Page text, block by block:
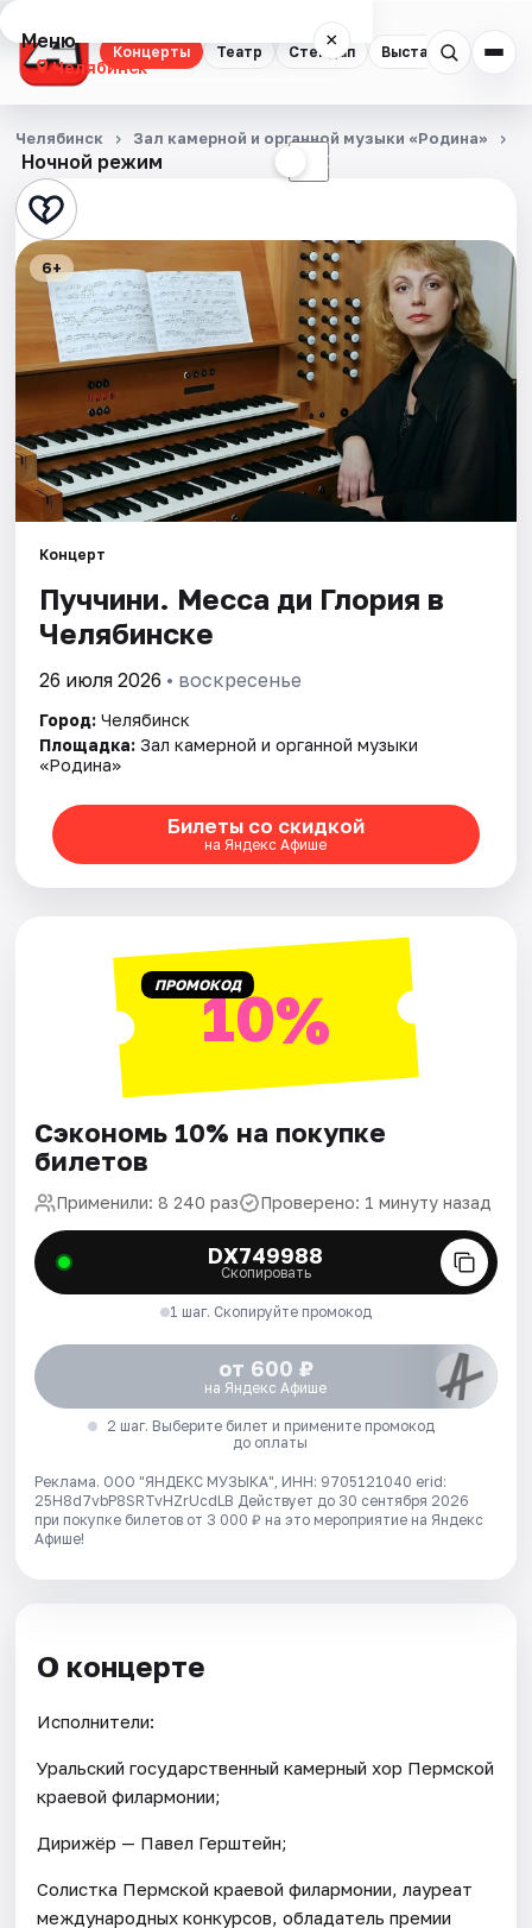
Концерты Театр Стендап Выставки
Меню ×
Челябинск
Концерты
Театр
Стендап
Выставки
Квесты
Экскурсии
Спорт
События
Города
Площадки
Рейтинги
Ночной режим ☾
Челябинск Зал камерной и органной музыки «Родина»
6+
Концерт
Пуччини. Месса ди Глория в
Челябинске
26 июля 2026 • воскресенье
Город: Челябинск
Площадка: Зал камерной и органной музыки
«Родина»
Билеты со скидкой
на Яндекс Афише
ПРОМОКОД10%
Сэкономь 10% на покупке
билетов
Применили: 8 240 раз Проверено: 1 минуту назад
DX749988
Скопировать
1 шаг. Скопируйте промокод
от 600 ₽
на Яндекс Афише
2 шаг. Выберите билет и примените промокод
до оплаты
Реклама. ООО "ЯНДЕКС МУЗЫКА", ИНН: 9705121040 erid:
25H8d7vbP8SRTvHZrUcdLB Действует до 30 сентября 2026
при покупке билетов от 3 000 ₽ на это мероприятие на Яндекс
Афише!
О концерте
Исполнители:
Уральский государственный камерный хор Пермской
краевой филармонии;
Дирижёр — Павел Герштейн;
Солистка Пермской краевой филармонии, лауреат
международных конкурсов, обладатель премии